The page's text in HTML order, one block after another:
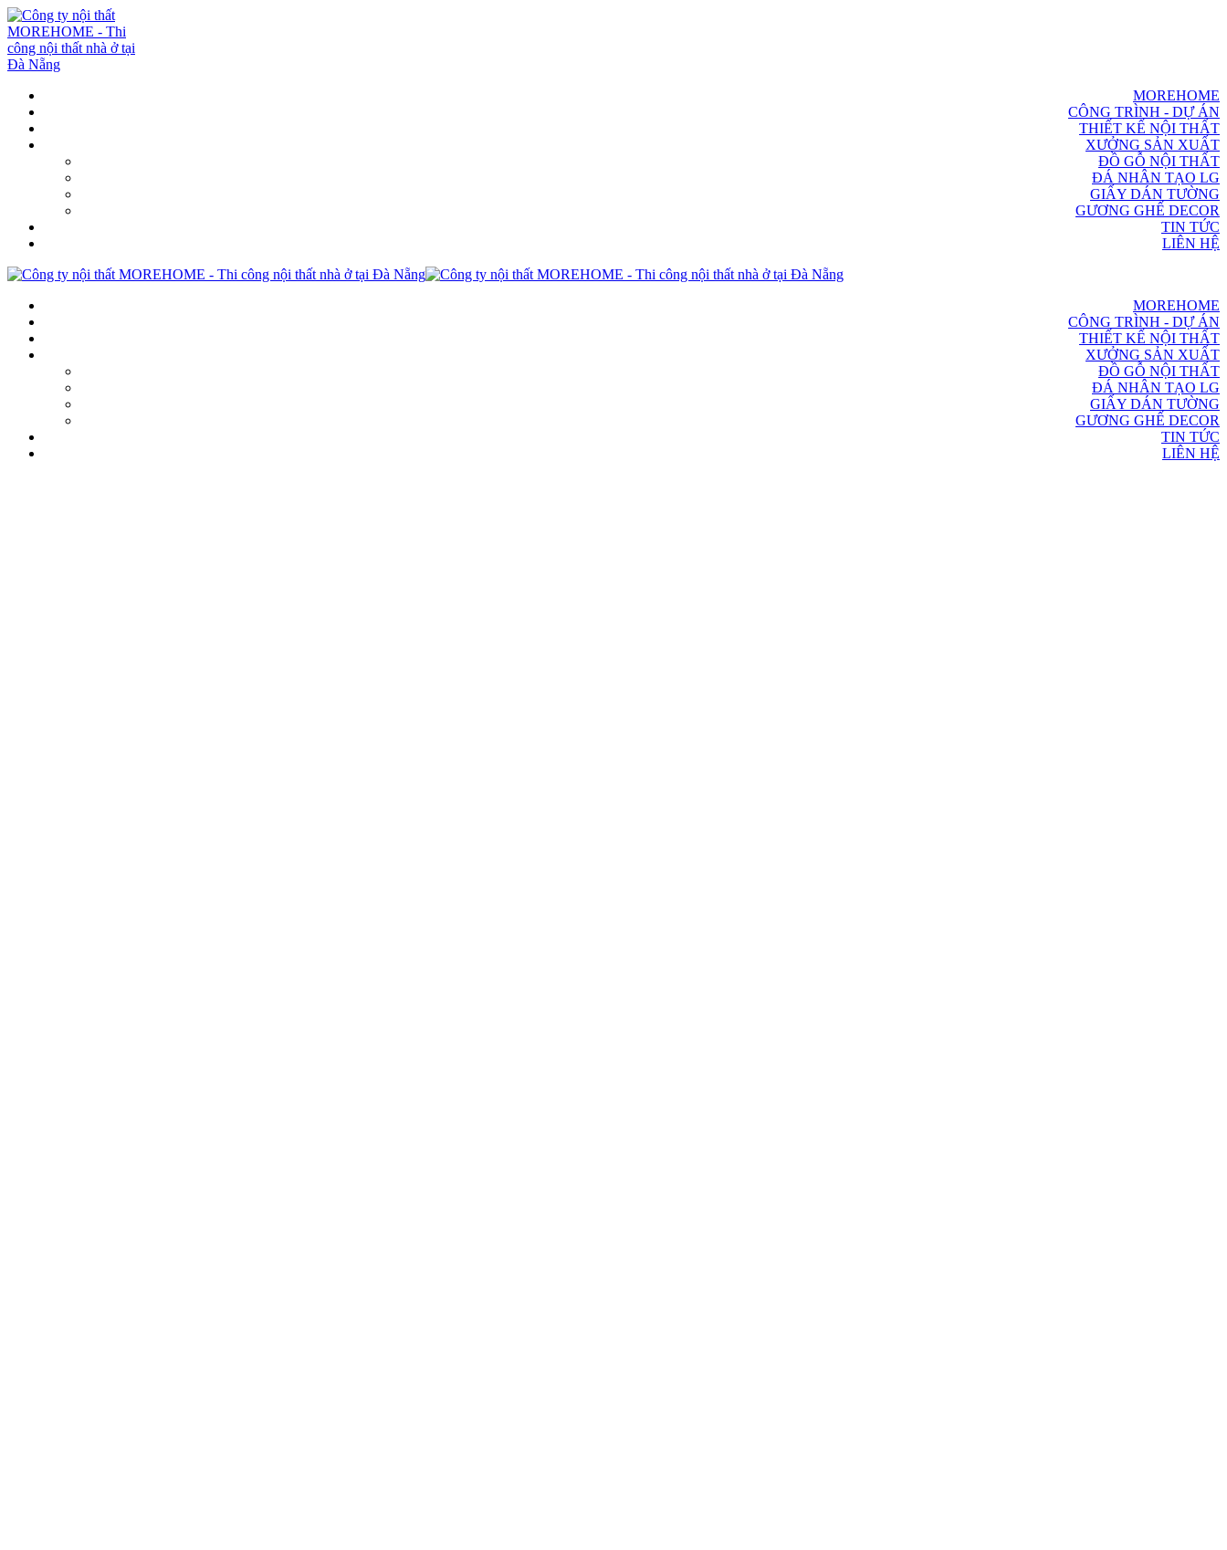
MOREHOME
CÔNG TRÌNH - DỰ ÁN
THIẾT KẾ NỘI THẤT
XƯỞNG SẢN XUẤT
ĐỒ GỖ NỘI THẤT
ĐÁ NHÂN TẠO LG
GIẤY DÁN TƯỜNG
GƯƠNG GHẾ DECOR
TIN TỨC
LIÊN HỆ
MOREHOME
CÔNG TRÌNH - DỰ ÁN
THIẾT KẾ NỘI THẤT
XƯỞNG SẢN XUẤT
ĐỒ GỖ NỘI THẤT
ĐÁ NHÂN TẠO LG
GIẤY DÁN TƯỜNG
GƯƠNG GHẾ DECOR
TIN TỨC
LIÊN HỆ